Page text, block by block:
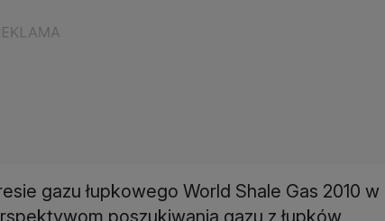
gazu łupkowego World Shale Gas 2010 w
poszukiwania gazu z łupków,